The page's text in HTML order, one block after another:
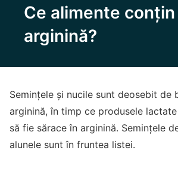
Ce alimente
arginină?
Semințele și nucile sunt deosebit de
arginină, în timp ce produsele
să fie sărace în arginină. Semințele
alunele sunt în fruntea listei.